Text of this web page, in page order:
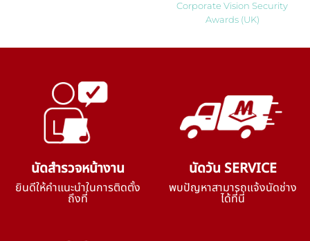
Corporate Vision Security
Awards (UK)
นัดสำรวจหน้างาน
ยินดีให้คำแนะนำในการติดตั้ง
ถึงที่
นัดวัน SERVICE
พบปัญหาสามารถแจ้งนัดช่าง
ได้ที่นี่